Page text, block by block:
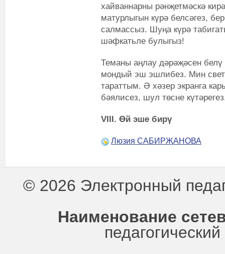
хайваннарны рәнҗетмәскә
матурлыгын күрә белсәгез,
салмассыз. Шуңа күрә
шәфкатьле булыгыз!
Теманы аңлау дәрәҗәсен белү
мондый эш эшлибез. Мин
тараттым. Ә хәзер экранга
бәялисез, шул төсне
VIII. Өй эше бирү
Люзия САБИРҖАНОВА
© 2026 Электронный
Наименование